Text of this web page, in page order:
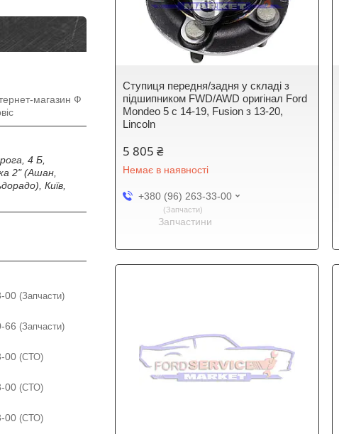
Ступиця передня/задня у складі з
підшипником FWD/AWD оригінал Ford
Mondeo 5 c 14-19, Fusion з 13-20,
Lincoln
5 805 ₴
Немає в наявності
+380 (96) 263-33-00
Запчасти
Запчастини
магазин Ф
4 Б,
2" (Ашан,
Київ,
00 Запчасти
66
Запчасти
00 СТО
00 СТО
00 СТО